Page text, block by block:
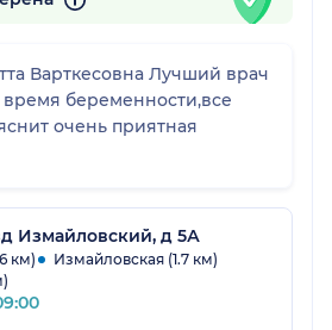
Варткесовна Лучший врач
беременности,все
очень приятная
Измайловский, д 5А
км)
Измайловская (1.7 км)